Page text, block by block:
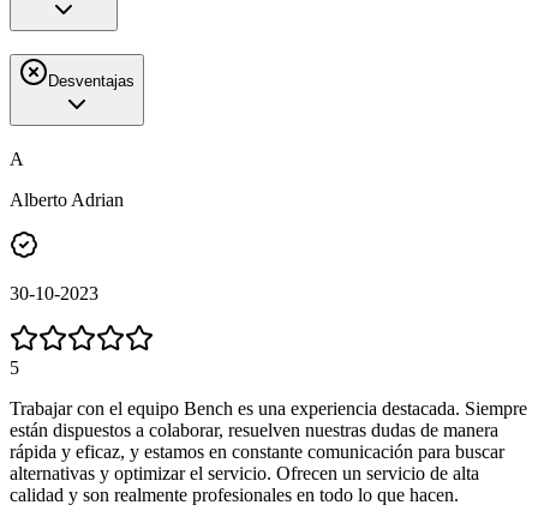
Desventajas
A
Alberto Adrian
30-10-2023
5
Trabajar con el equipo Bench es una experiencia destacada. Siempre
están dispuestos a colaborar, resuelven nuestras dudas de manera
rápida y eficaz, y estamos en constante comunicación para buscar
alternativas y optimizar el servicio. Ofrecen un servicio de alta
calidad y son realmente profesionales en todo lo que hacen.